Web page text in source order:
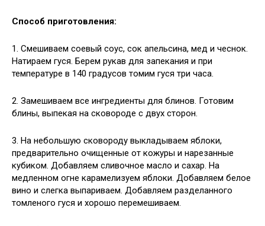
Способ приготовления:
1. Смешиваем соевый соус, сок апельсина, мед и чеснок.
Натираем гуся. Берем рукав для запекания и при
температуре в 140 градусов томим гуся три часа.
2. Замешиваем все ингредиенты для блинов. Готовим
блины, выпекая на сковороде с двух сторон.
3. На небольшую сковороду выкладываем яблоки,
предварительно очищенные от кожуры и нарезанные
кубиком. Добавляем сливочное масло и сахар. На
медленном огне карамелизуем яблоки. Добавляем белое
вино и слегка выпариваем. Добавляем разделанного
томленого гуся и хорошо перемешиваем.